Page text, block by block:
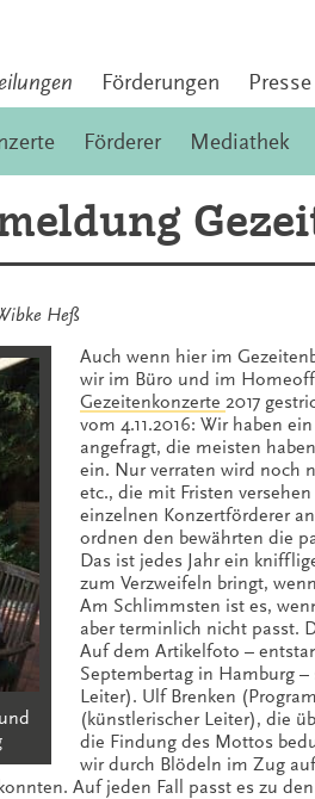
Förderungen Presse
Förderer Mediathek
Heß
Auch wenn hier im
wir im Büro und im
Gezeitenkonzerte 2017
vom 4.11.2016: Wir haben
angefragt, die meisten
ein. Nur verraten wird noch
etc., die mit Fristen
einzelnen Konzertförderer
ordnen den bewährten die
Das ist jedes Jahr ein
zum Verzweifeln bringt,
Am Schlimmsten ist es,
aber terminlich nicht passt.
Auf dem Artikelfoto –
Septembertag in Hamburg
Leiter). Ulf Brenken
(künstlerischer Leiter), die
die Findung des Mottos
wir durch Blödeln im Zug
Auf jeden Fall passt es zu